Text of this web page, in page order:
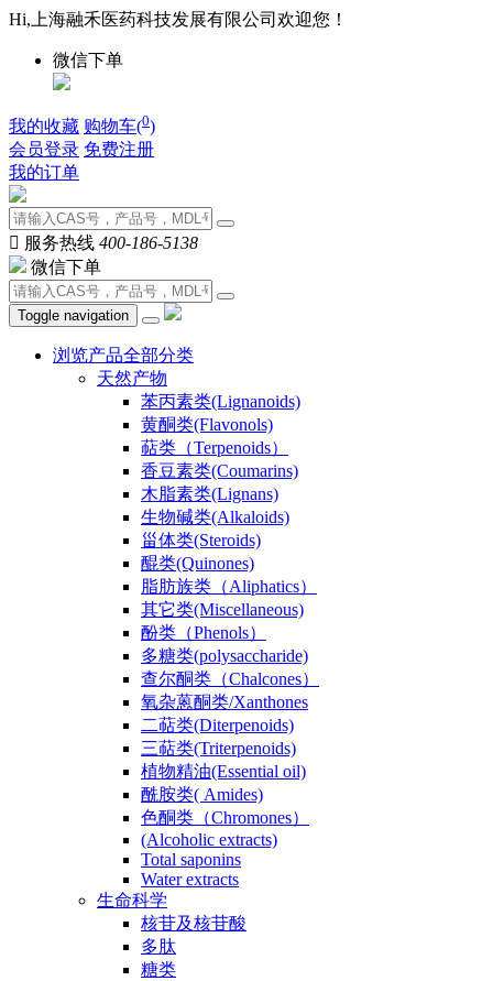
Hi,上海融禾医药科技发展有限公司欢迎您！
微信下单
我的收藏 购物车(0)
会员登录 免费注册
我的订单
 服务热线 400-186-5138
微信下单
Toggle navigation
浏览产品全部分类
天然产物
苯丙素类(Lignanoids)
黄酮类(Flavonols)
萜类（Terpenoids）
香豆素类(Coumarins)
木脂素类(Lignans)
生物碱类(Alkaloids)
甾体类(Steroids)
醌类(Quinones)
脂肪族类（Aliphatics）
其它类(Miscellaneous)
酚类（Phenols）
多糖类(polysaccharide)
查尔酮类（Chalcones）
氧杂蒽酮类/Xanthones
二萜类(Diterpenoids)
三萜类(Triterpenoids)
植物精油(Essential oil)
酰胺类( Amides)
色酮类（Chromones）
(Alcoholic extracts)
Total saponins
Water extracts
生命科学
核苷及核苷酸
多肽
糖类